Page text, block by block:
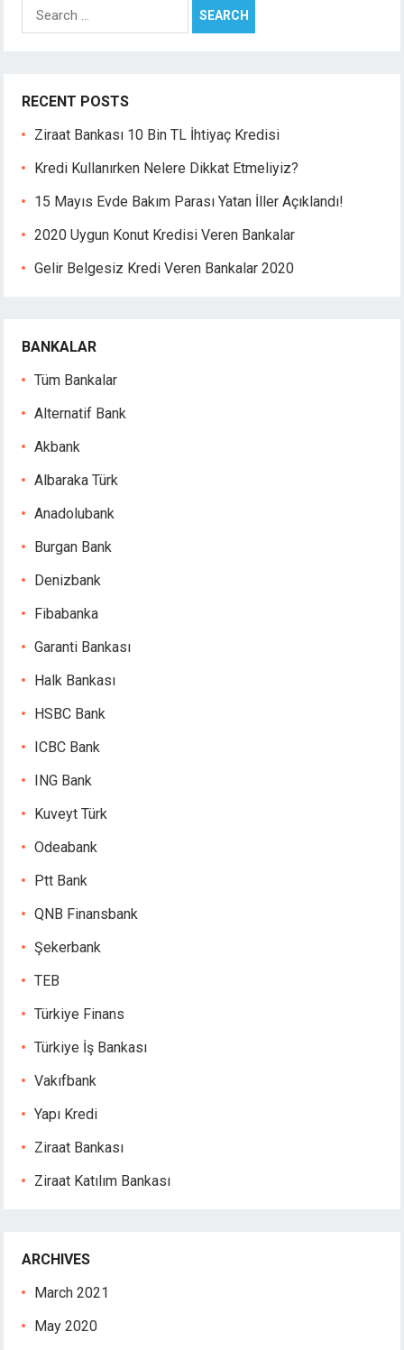
panel
panel
panel
panel
panel
panel
panel
panel
panel
panel
panel
panel
panel
oku
satın al
Panel
Panel
Panel
Panel
Panel
Panel
panel
panel
panel
bonusu
bonusu
bonusu
giris
Search
for:
RECENT POSTS
Ziraat Bankası 10 Bin TL İhtiyaç Kredisi
Kredi Kullanırken Nelere Dikkat Etmeliyiz?
15 Mayıs Evde Bakım Parası Yatan İller Açıklandı!
2020 Uygun Konut Kredisi Veren Bankalar
Gelir Belgesiz Kredi Veren Bankalar 2020
BANKALAR
Tüm Bankalar
Alternatif Bank
Akbank
Albaraka Türk
Anadolubank
Burgan Bank
Denizbank
Fibabanka
Garanti Bankası
Halk Bankası
HSBC Bank
ICBC Bank
ING Bank
Kuveyt Türk
Odeabank
Ptt Bank
QNB Finansbank
Şekerbank
TEB
Türkiye Finans
Türkiye İş Bankası
Vakıfbank
Yapı Kredi
Ziraat Bankası
Ziraat Katılım Bankası
ARCHIVES
March 2021
May 2020